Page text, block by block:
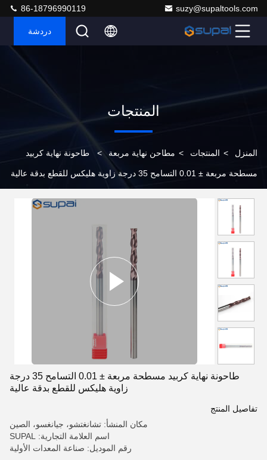
suzy@supaltools.com
86-18796990119
دردشة
المنتجات
المنزل > المنتجات > مطاحن نهاية مربعة > طاحونة نهاية كربيد
مسطحة مربعة ± 0.01 التسامح 35 درجة زاوية هليكس للقطع بدقة عالية
طاحونة نهاية كربيد مسطحة مربعة ± 0.01 التسامح 35 درجة
زاوية هليكس للقطع بدقة عالية
تفاصيل المنتج
مكان المنشأ: تشانغتشو، جيانغسو، الصين
اسم العلامة التجارية: SUPAL
رقم الموديل: صناعة المعدات الأولية